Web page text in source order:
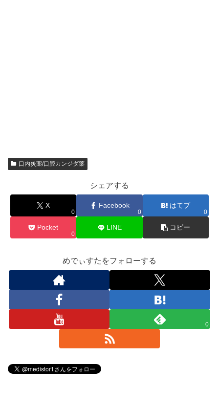
口内炎薬/口腔カンジダ薬
シェアする
X
0
Facebook
0
はてブ
0
Pocket
0
LINE コピー
めでぃすたをフォローする
0